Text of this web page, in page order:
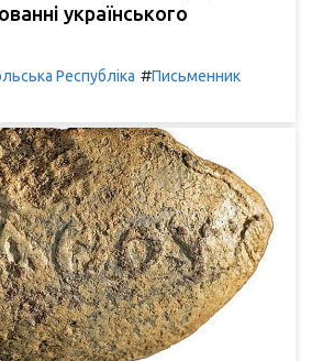
українського
Республіка #Письменник